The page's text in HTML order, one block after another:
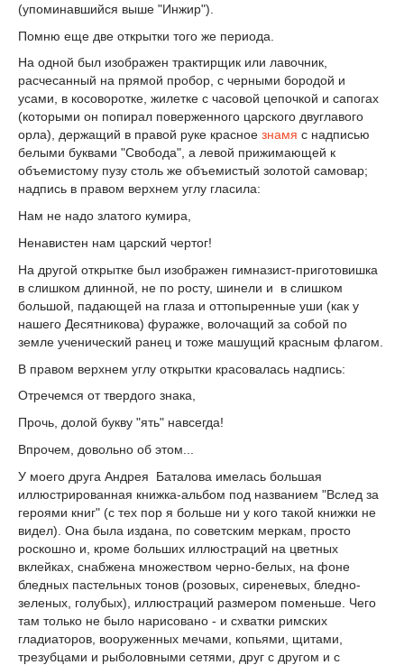
(упоминавшийся выше "Инжир").
Помню еще две открытки того же периода.
На одной был изображен трактирщик или лавочник,
расчесанный на прямой пробор, с черными бородой и
усами, в косоворотке, жилетке с часовой цепочкой и сапогах
(которыми он попирал поверженного царского двуглавого
орла), держащий в правой руке красное знамя с надписью
белыми буквами "Свобода", а левой прижимающей к
объемистому пузу столь же объемистый золотой самовар;
надпись в правом верхнем углу гласила:
Нам не надо златого кумира,
Ненавистен нам царский чертог!
На другой открытке был изображен гимназист-приготовишка
в слишком длинной, не по росту, шинели и в слишком
большой, падающей на глаза и оттопыренные уши (как у
нашего Десятникова) фуражке, волочащий за собой по
земле ученический ранец и тоже машущий красным флагом.
В правом верхнем углу открытки красовалась надпись:
Отречемся от твердого знака,
Прочь, долой букву "ять" навсегда!
Впрочем, довольно об этом...
У моего друга Андрея Баталова имелась большая
иллюстрированная книжка-альбом под названием "Вслед за
героями книг" (с тех пор я больше ни у кого такой книжки не
видел). Она была издана, по советским меркам, просто
роскошно и, кроме больших иллюстраций на цветных
вклейках, снабжена множеством черно-белых, на фоне
бледных пастельных тонов (розовых, сиреневых, бледно-
зеленых, голубых), иллюстраций размером поменьше. Чего
там только не было нарисовано - и схватки римских
гладиаторов, вооруженных мечами, копьями, щитами,
трезубцами и рыболовными сетями, друг с другом и с